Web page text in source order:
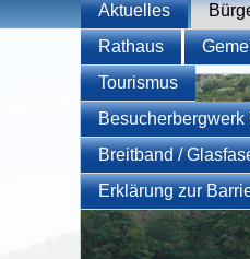
Aktuelles
Rathaus
Tourismus
Besucherbergwerk
Breitband /
Erklärung zur